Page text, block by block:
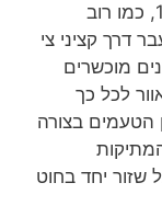
המשקה הקלאסי הזה נולד במאה ה-19, כמו רוב
דרך קציני צי
מוכשרים
לכל כך
הטעמים בצורה
שזור יחד בחוט